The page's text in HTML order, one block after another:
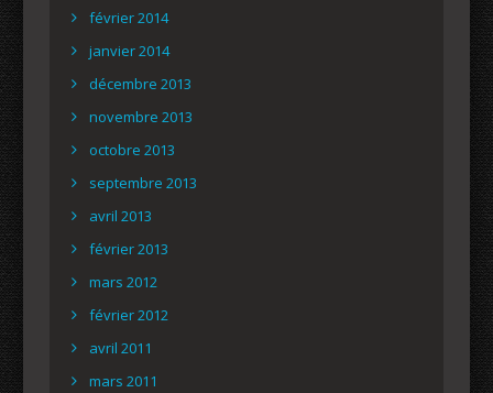
février 2014
janvier 2014
décembre 2013
novembre 2013
octobre 2013
septembre 2013
avril 2013
février 2013
mars 2012
février 2012
avril 2011
mars 2011